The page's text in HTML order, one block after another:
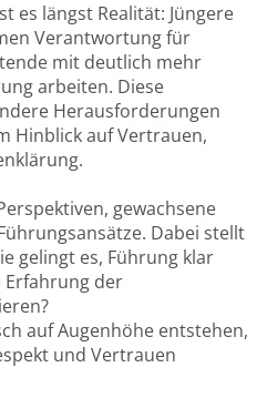
es längst Realität: Jüngere
Verantwortung für
mit deutlich mehr
arbeiten. Diese
Herausforderungen
Hinblick auf Vertrauen,
gewachsene
Dabei stellt
gelingt es, Führung klar
der
auf Augenhöhe entstehen,
und Vertrauen